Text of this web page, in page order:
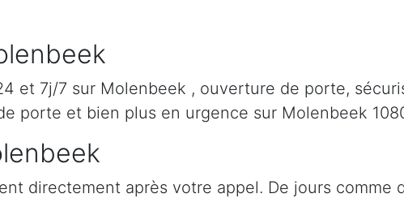
et 7j/7 sur Molenbeek , ouverture de porte,
porte et bien plus en urgence sur Molenbeek
directement après votre appel. De jours comme